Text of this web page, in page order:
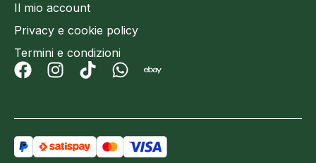
Il mio account
Privacy e cookie policy
Termini e condizioni